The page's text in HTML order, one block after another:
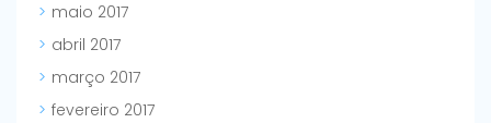
maio 2017
abril 2017
março 2017
fevereiro 2017